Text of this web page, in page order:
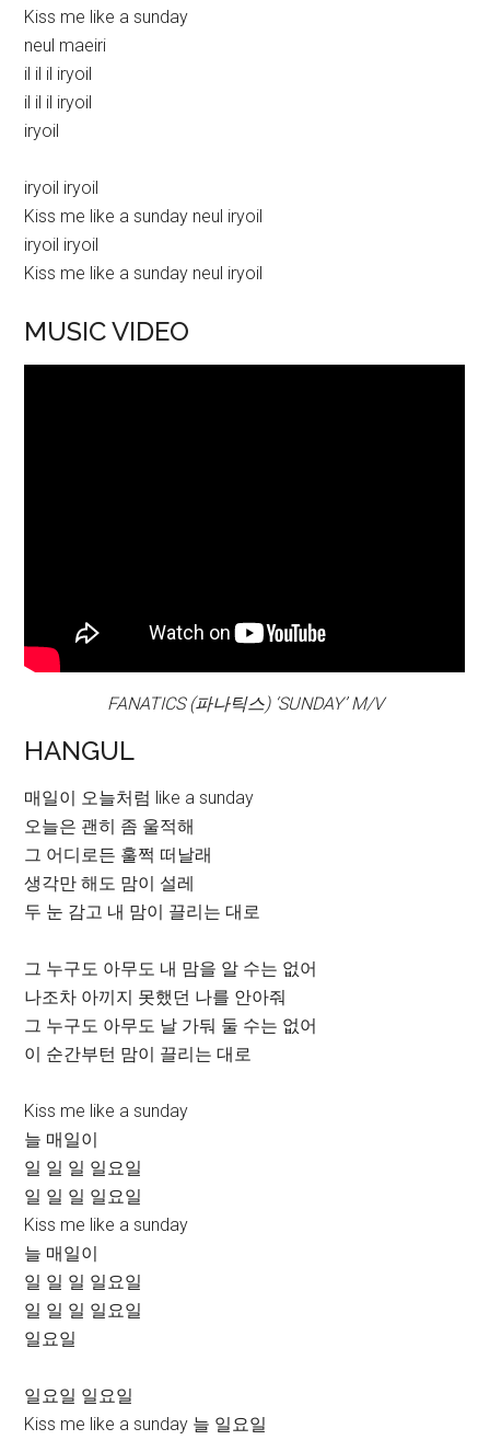
Kiss me like a sunday
neul maeiri
il il il iryoil
il il il iryoil
iryoil
iryoil iryoil
Kiss me like a sunday neul iryoil
iryoil iryoil
Kiss me like a sunday neul iryoil
MUSIC VIDEO
FANATICS (파나틱스) ‘SUNDAY’ M/V
HANGUL
매일이 오늘처럼 like a sunday
오늘은 괜히 좀 울적해
그 어디로든 훌쩍 떠날래
생각만 해도 맘이 설레
두 눈 감고 내 맘이 끌리는 대로
그 누구도 아무도 내 맘을 알 수는 없어
나조차 아끼지 못했던 나를 안아줘
그 누구도 아무도 날 가둬 둘 수는 없어
이 순간부턴 맘이 끌리는 대로
Kiss me like a sunday
늘 매일이
일 일 일 일요일
일 일 일 일요일
Kiss me like a sunday
늘 매일이
일 일 일 일요일
일 일 일 일요일
일요일
일요일 일요일
Kiss me like a sunday 늘 일요일